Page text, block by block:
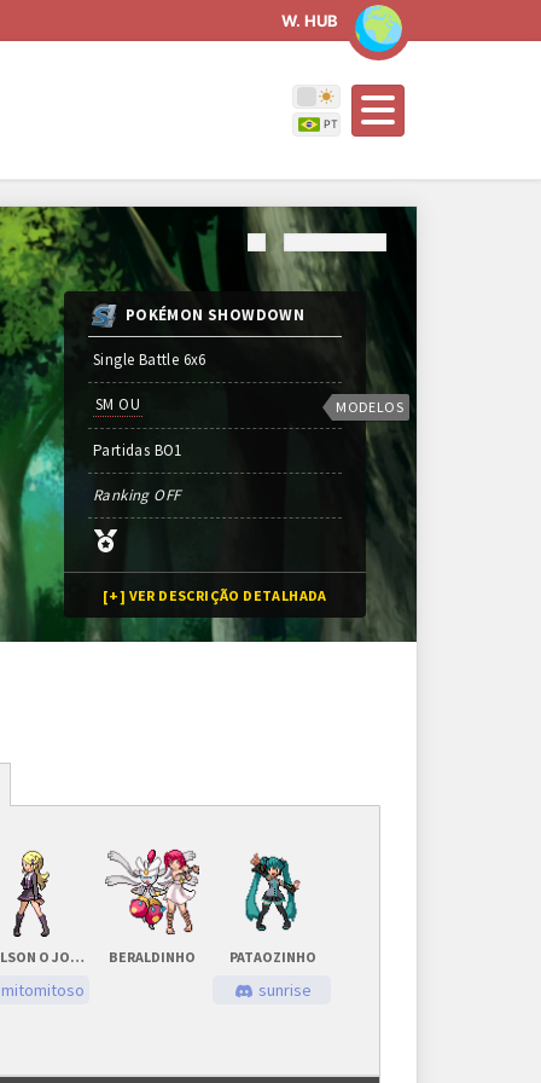
W. HUB
POKÉMON SHOWDOWN
Single Battle 6x6
SM OU
Partidas BO1
Ranking OFF
[+] VER DESCRIÇÃO DETALHADA
MODELOS
16 vagas
Inscrições encerradas
EDILSON O JOGADOR
mitomitoso
BERALDINHO PATAOZINHO
sunrise